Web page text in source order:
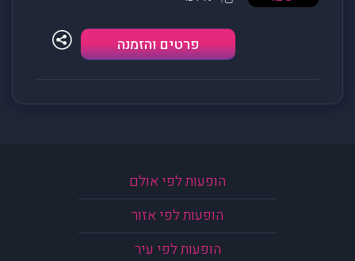
פרטים והזמנה
הופעות לפי אולם
הופעות לפי אזור
הופעות לפי עיר